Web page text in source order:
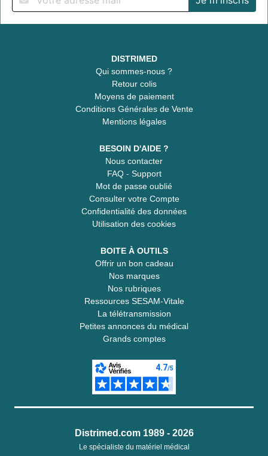
DISTRIMED
Qui sommes-nous ?
Retour colis
Moyens de paiement
Conditions Générales de Vente
Mentions légales
BESOIN D'AIDE ?
Nous contacter
FAQ - Support
Mot de passe oublié
Consulter votre Compte
Confidentialité des données
Utilisation des cookies
BOITE À OUTILS
Offrir un bon cadeau
Nos marques
Nos rubriques
Ressources SESAM-Vitale
La télétransmission
Petites annonces du médical
Grands comptes
Distrimed.com 1989 - 2026
Le spécialiste du matériel médical